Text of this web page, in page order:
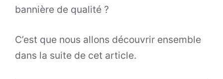
bannière de qualité ?
C’est que nous allons découvrir ensemble
dans la suite de cet article.